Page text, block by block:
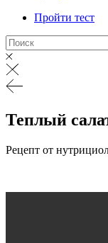
Пройти тест
Теплый
Рецепт от